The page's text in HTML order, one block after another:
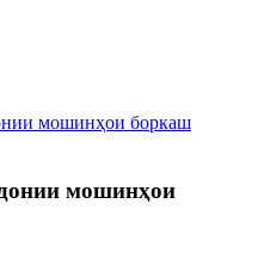
мошинҳои боркаш
мошинҳои